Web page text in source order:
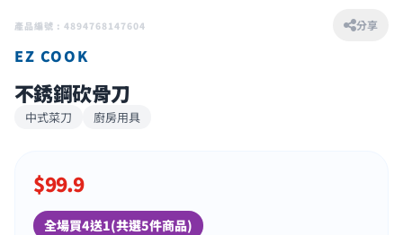
產品編號 : 4894768147604 分享
EZ COOK
不銹鋼砍骨刀
中式菜刀 廚房用具
$99.9
全場買4送1(共選5件商品)